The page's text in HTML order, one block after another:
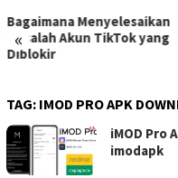
«
Bagaimana Menyelesaikan
Masalah Akun TikTok yang
Diblokir
TAG: IMOD PRO APK
iMOD Pro
imodapk